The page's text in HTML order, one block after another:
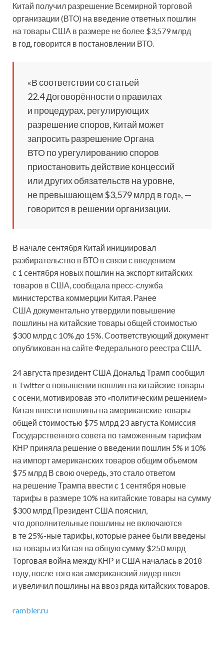
Китай получил разрешение Всемирной торговой
организации (ВТО) на введение ответных пошлин
на товары США в размере не более $3,579 млрд
в год, говорится в постановлении ВТО.
«В соответствии со статьей
22.4 Договорённости о правилах
и процедурах, регулирующих
разрешение споров, Китай может
запросить разрешение Органа
ВТО по урегулированию споров
приостановить действие концессий
или других обязательств на уровне,
не превышающем $3,579 млрд в год», —
говорится в решении организации.
В начале сентября Китай инициировал
разбирательство в ВТО в связи с введением
с 1 сентября новых пошлин на экспорт китайских
товаров в США, сообщала пресс-служба
министерства коммерции Китая. Ранее
США документально утвердили повышение
пошлины на китайские товары общей стоимостью
$300 млрд с 10% до 15%. Соответствующий документ
опубликован на сайте Федерального реестра США.
24 августа президент США Дональд Трамп сообщил
в Twitter о повышении пошлин на китайские товары
с осени, мотивировав это «политическим решением»
Китая ввести пошлины на американские товары
общей стоимостью $75 млрд 23 августа Комиссия
Государственного совета по таможенным тарифам
КНР приняла решение о введении пошлин 5% и 10%
на импорт американских товаров общим объемом
$75 млрд В свою очередь, это стало ответом
на решение Трампа ввести с 1 сентября новые
тарифы в размере 10% на китайские товары на сумму
$300 млрд Президент США пояснил,
что дополнительные пошлины не включаются
в те 25%-ные тарифы, которые ранее были введены
на товары из Китая на общую сумму $250 млрд
Торговая война между КНР и США началась в 2018
году, после того как американский лидер ввел
и увеличил пошлины на ввоз ряда китайских товаров.
rambler.ru